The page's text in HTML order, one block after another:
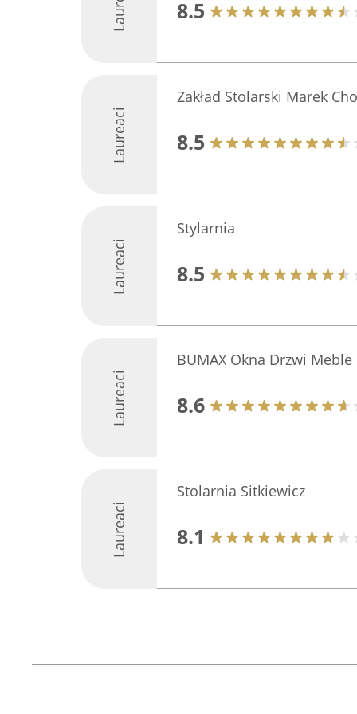
8.5
Laureaci
Zakład Stolarski Marek
8.5
Laureaci
Stylarnia
8.5
Laureaci
BUMAX Okna Drzwi Meble
8.6
Laureaci
Stolarnia Sitkiewicz
8.1